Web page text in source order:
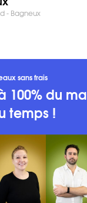
- Bagneux
sans frais
100% du
temps !